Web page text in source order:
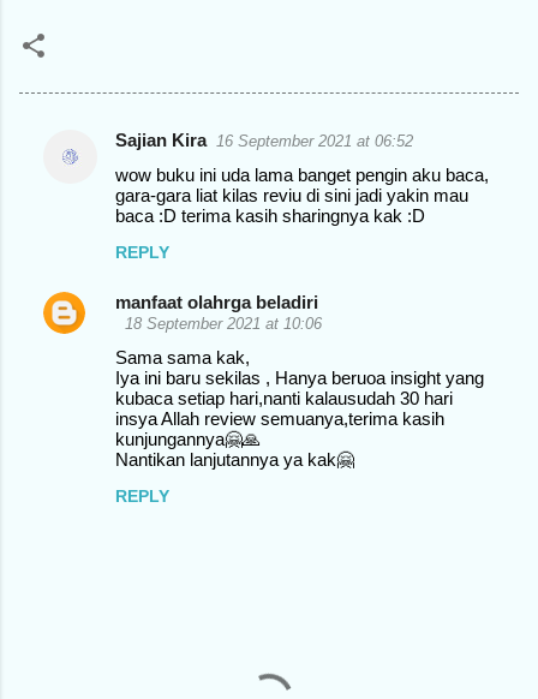
n
Sajian Kira 16 September 2021 at 06:52
wow buku ini uda lama banget pengin aku baca,
gara-gara liat kilas reviu di sini jadi yakin mau
baca :D terima kasih sharingnya kak :D
REPLY
manfaat olahrga beladiri
18 September 2021 at 10:06
Sama sama kak,
Iya ini baru sekilas , Hanya beruoa insight yang
kubaca setiap hari,nanti kalausudah 30 hari
insya Allah review semuanya,terima kasih
kunjungannya🤗🙏
Nantikan lanjutannya ya kak🤗
REPLY